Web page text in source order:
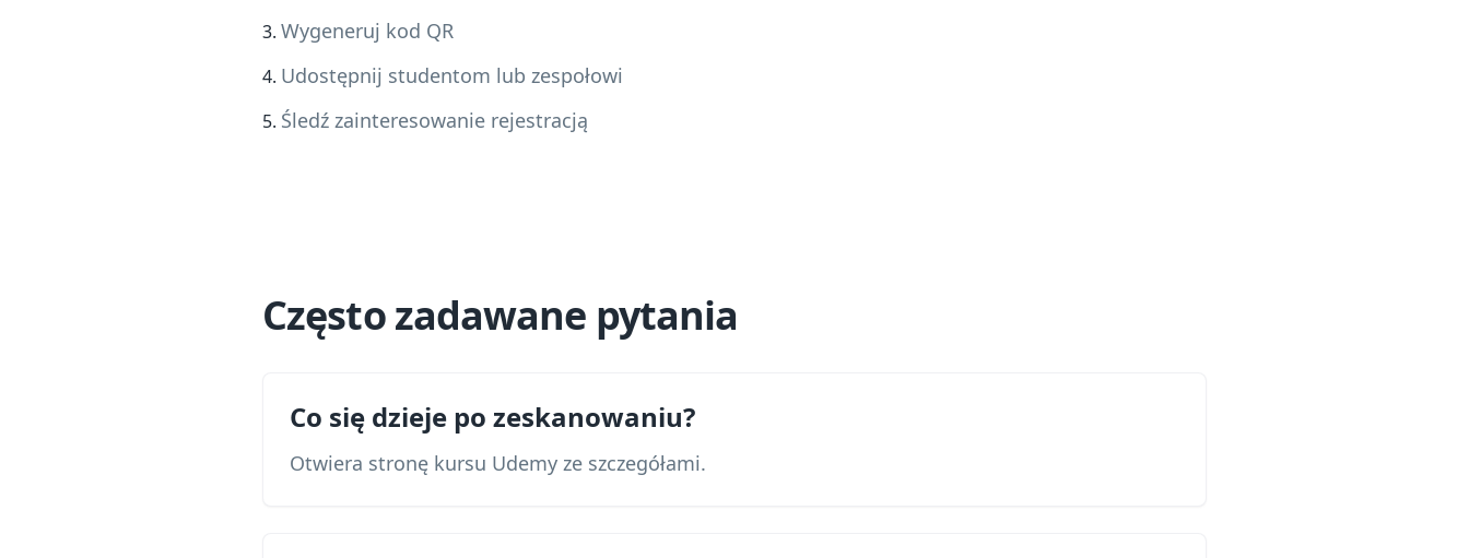
Wygeneruj kod QR
Udostępnij studentom lub zespołowi
Śledź zainteresowanie rejestracją
Często zadawane pytania
Co się dzieje po zeskanowaniu?
Otwiera stronę kursu Udemy ze szczegółami.